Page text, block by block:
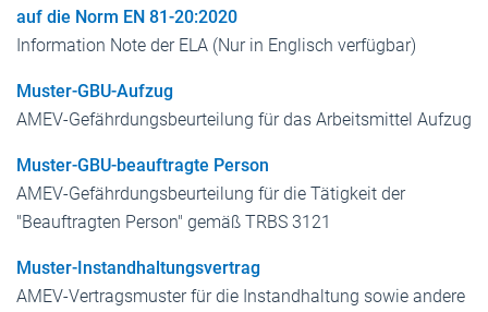
auf die Norm EN 81-20:2020
Information Note der ELA (Nur in Englisch verfügbar)
Muster-GBU-Aufzug
AMEV-Gefährdungsbeurteilung für das Arbeitsmittel Aufzug
Muster-GBU-beauftragte Person
AMEV-Gefährdungsbeurteilung für die Tätigkeit der
"Beauftragten Person" gemäß TRBS 3121
Muster-Instandhaltungsvertrag
AMEV-Vertragsmuster für die Instandhaltung sowie andere